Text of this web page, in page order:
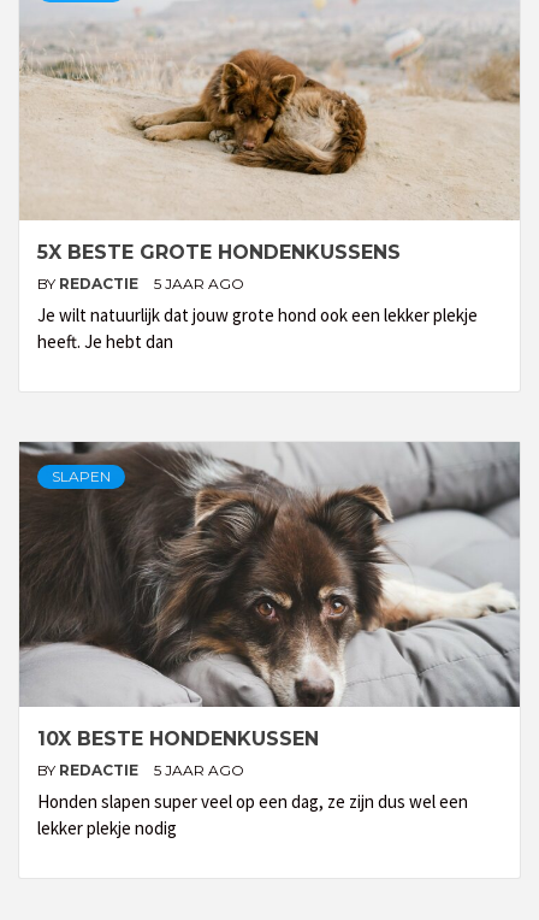
5X BESTE GROTE HONDENKUSSENS
BY REDACTIE 5 JAAR AGO
Je wilt natuurlijk dat jouw grote hond ook een lekker plekje
heeft. Je hebt dan
SLAPEN
10X BESTE HONDENKUSSEN
BY REDACTIE 5 JAAR AGO
Honden slapen super veel op een dag, ze zijn dus wel een
lekker plekje nodig